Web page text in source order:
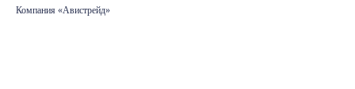
Компания «Авистрейд»